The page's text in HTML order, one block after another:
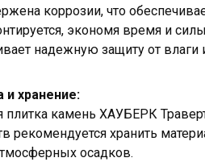
коррозии, что
экономя время и
надежную защиту от
и хранение:
плитка камень ХАУБЕРК
рекомендуется хранить
осадков.